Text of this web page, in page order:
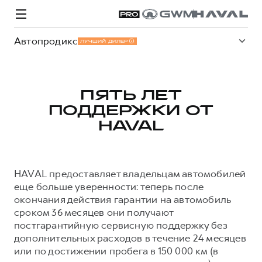
Автопродикс ЛУЧШИЙ ДИЛЕР
от 2 499 000 ₽ от 4 049 000 ₽
Покупателям
Автомобили в наличии
Конфигуратор HAVAL
Аксессуары HAVAL
Каталоги и прайс-листы
Все о сервисе
Запись на сервис
Моторное масло
Стоимость ТО
Спецпредложения
Покупателям
Владельцам
О бренде
Новости
О GWM
ИНФОРМАЦИЯ О ДИЛЕРЕ
ПЯТЬ ЛЕТ
ПОДДЕРЖКИ ОТ
HAVAL
HAVAL предоставляет владельцам автомобилей
еще больше уверенности: теперь после
окончания действия гарантии на автомобиль
сроком 36 месяцев они получают
постгарантийную сервисную поддержку без
дополнительных расходов в течение 24 месяцев
или по достижении пробега в 150 000 км (в